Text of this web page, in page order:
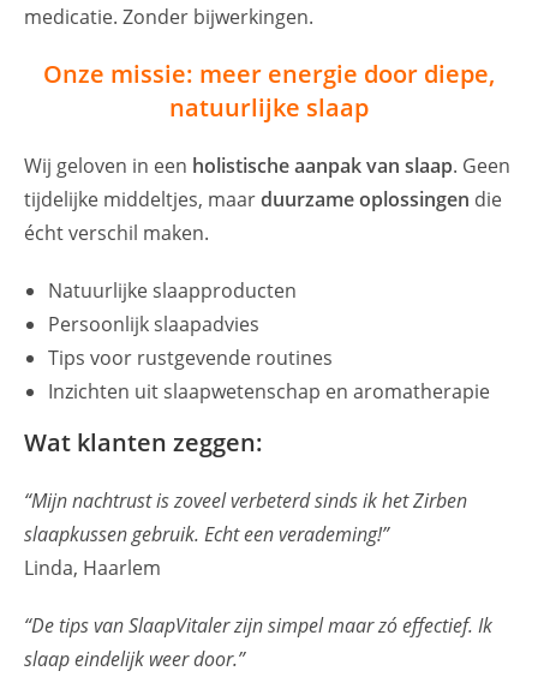
medicatie. Zonder bijwerkingen.
Onze missie: meer energie door diepe,
natuurlijke slaap
Wij geloven in een holistische aanpak van slaap. Geen
tijdelijke middeltjes, maarduurzame oplossingen die
écht verschil maken.
Natuurlijke slaapproducten
Persoonlijk slaapadvies
Tips voor rustgevende routines
Inzichten uit slaapwetenschap en aromatherapie
Wat klanten zeggen:
“Mijn nachtrust is zoveel verbeterd sinds ik het Zirben
slaapkussen gebruik. Echt een verademing!”
Linda, Haarlem
“De tips van SlaapVitaler zijn simpel maar zó effectief. Ik
slaap eindelijk weer door.”